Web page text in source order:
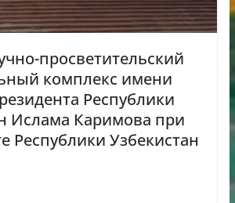
просветительский
комплекс имени
Республики
Ислама Каримова при
Республики Узбекистан